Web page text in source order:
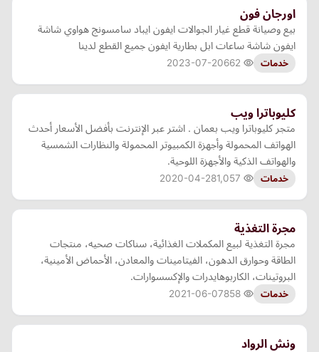
اورجان فون
بيع وصيانة قطع غيار الجوالات ايفون ايباد سامسونج هواوي شاشة
ايفون شاشة ساعات ابل بطارية ايفون جميع القطع لدينا
خدمات 2023-07-20
كليوباترا ويب
متجر كليوباترا ويب بعمان . اشتر عبر الإنترنت بأفضل الأسعار أحدث
الهواتف المحمولة وأجهزة الكمبيوتر المحمولة والنظارات الشمسية
والهواتف الذكية والأجهزة اللوحية.
خدمات 2020-04-28
مجرة التغذية
مجرة التغذية لبيع المكملات الغذائية، سناكات صحيه، منتجات
الطاقة وحوارق الدهون، الفيتامينات والمعادن، الأحماض الأمينية،
البروتينات، الكاربوهايدرات والإكسسوارات.
خدمات 2021-06-07
ونش الرواد